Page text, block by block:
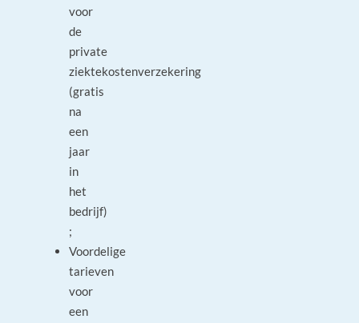
voor
de
private
ziektekostenverzekering
(gratis
na
een
jaar
in
het
bedrijf)
;
Voordelige
tarieven
voor
een